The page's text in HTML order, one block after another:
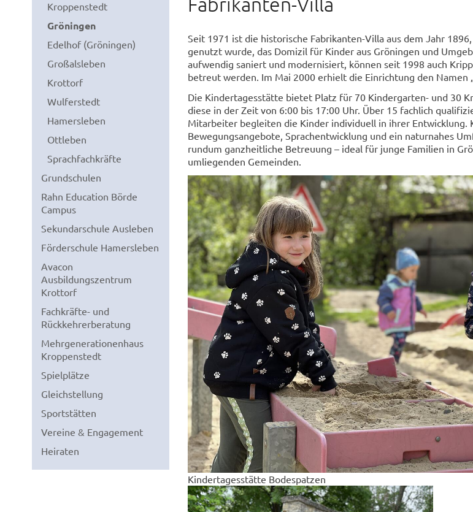
Kroppenstedt
Gröningen
Edelhof (Gröningen)
Großalsleben
Krottorf
Wulferstedt
Hamersleben
Ottleben
Sprachfachkräfte
Grundschulen
Rahn Education Börde
Campus
Sekundarschule Ausleben
Förderschule Hamersleben
Avacon
Ausbildungszentrum
Krottorf
Fachkräfte- und
Rückkehrerberatung
Mehrgenerationenhaus
Kroppenstedt
Spielplätze
Gleichstellung
Sportstätten
Vereine & Engagement
Heiraten
Seit 1971 ist die historische Fabrikanten-Villa aus dem Jahr
genutzt wurde, das Domizil für Kinder aus Gröningen und
aufwendig saniert und modernisiert, können seit 1998 auch
betreut werden. Im Mai 2000 erhielt die Einrichtung den Namen
Die Kindertagesstätte bietet Platz für 70 Kindergarten- und 30
diese in der Zeit von 6:00 bis 17:00 Uhr. Über 15 fachlich
Mitarbeiter begleiten die Kinder individuell in ihrer Entwicklung.
Bewegungsangebote, Sprachentwicklung und ein naturnahes
rundum ganzheitliche Betreuung – ideal für junge Familien in
umliegenden Gemeinden.
Kindertagesstätte Bodespatzen